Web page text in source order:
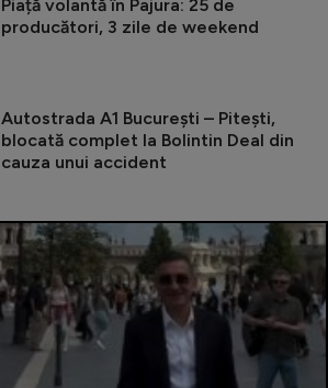
Piață volantă în Pajura: 25 de
producători, 3 zile de weekend
Autostrada A1 București – Pitești,
blocată complet la Bolintin Deal din
cauza unui accident